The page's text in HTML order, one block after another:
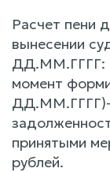
Расчет пени
вынесении
ДД.ММ.ГГГГ:
момент
ДД.ММ.ГГГГ)-
принятыми
рублей.